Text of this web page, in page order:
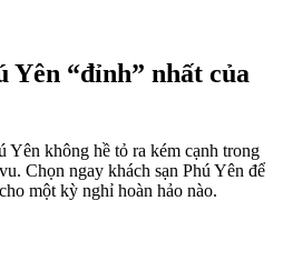
Yên “đỉnh” nhất của
Yên không hề tỏ ra kém cạnh trong
Chọn ngay khách sạn Phú Yên để
một kỳ nghỉ hoàn hảo nào.